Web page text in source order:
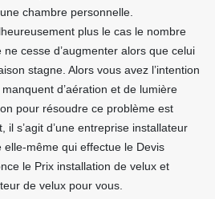
chambre personnelle.
plus le cas le nombre
cesse d’augmenter alors que celui
stagne. Alors vous avez l’intention
d’aération et de lumière
pour résoudre ce problème est
il s’agit d’une entreprise installateur
elle-même qui effectue le Devis
le Prix installation de velux et
de velux pour vous.